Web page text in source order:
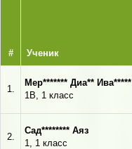
# Ученик
1.
Мер******* Диа** Ива*****
1В, 1 класс
2.
Сад******** Аяз
1, 1 класс